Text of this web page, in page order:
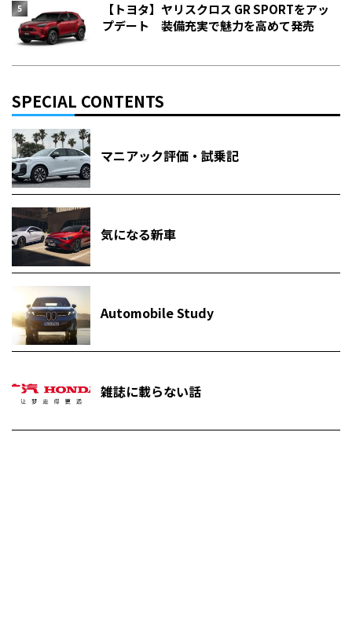
【トヨタ】ヤリスクロス GR SPORTをアッ
プデート 装備充実で魅力を高めて発売
SPECIAL CONTENTS
マニアック評価・試乗記
気になる新車
Automobile Study
雑誌に載らない話